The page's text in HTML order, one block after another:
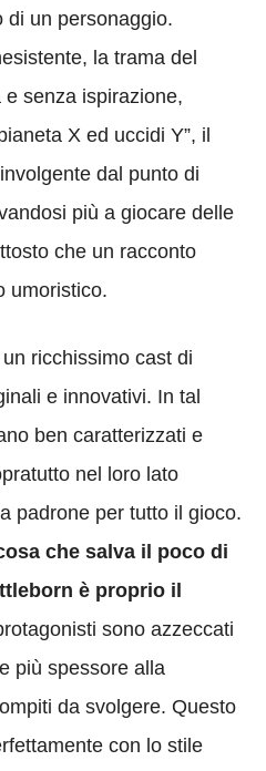
di un personaggio.
la trama del
senza ispirazione,
X ed uccidi Y”, il
dal punto di
più a giocare delle
che un racconto
umoristico.
ricchissimo cast di
e innovativi. In tal
ben caratterizzati e
nel loro lato
padrone per tutto il gioco.
che salva il poco di
è proprio il
sono azzeccati
più spessore alla
da svolgere. Questo
con lo stile